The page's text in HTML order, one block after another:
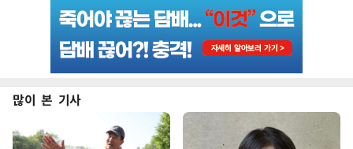
많이 본 기사